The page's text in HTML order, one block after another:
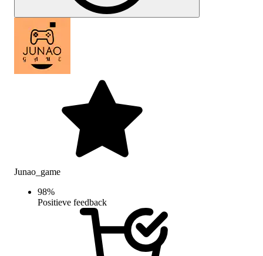
Junao_game
98%
Positieve feedback